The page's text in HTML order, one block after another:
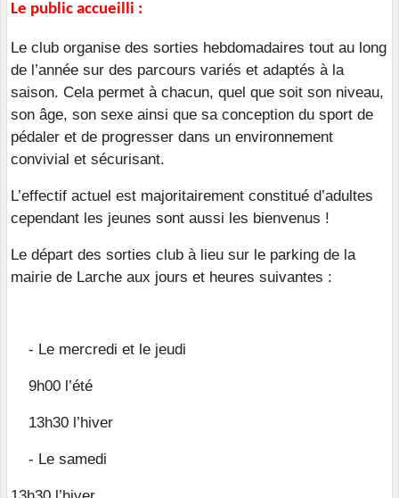
Le public accueilli :
Le club organise des sorties hebdomadaires tout au long
de l’année sur des parcours variés et adaptés à la
saison. Cela permet à chacun, quel que soit son niveau,
son âge, son sexe ainsi que sa conception du sport de
pédaler et de progresser dans un environnement
convivial et sécurisant.
L’effectif actuel est majoritairement constitué d’adultes
cependant les jeunes sont aussi les bienvenus !
Le départ des sorties club à lieu sur le parking de la
mairie de Larche aux jours et heures suivantes :
- Le mercredi et le jeudi
9h00 l’été
13h30 l’hiver
- Le samedi